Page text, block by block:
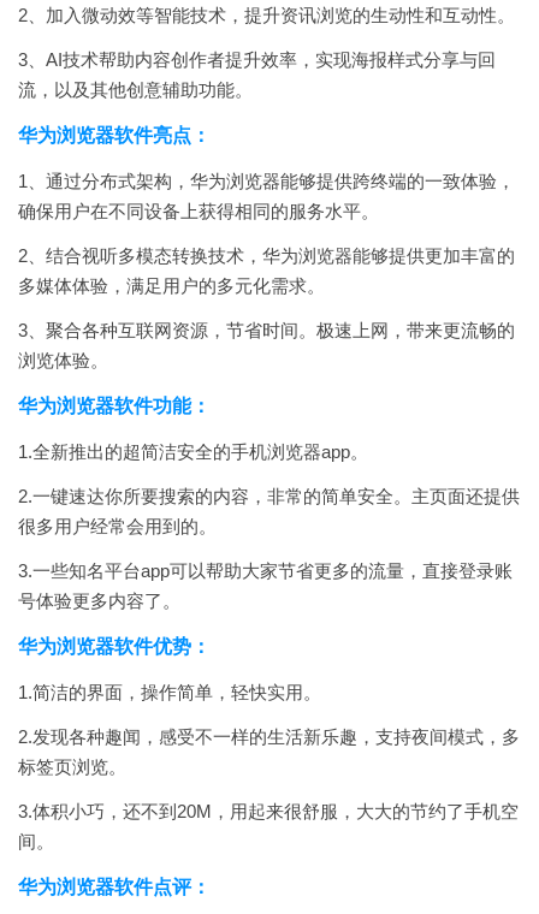
2、加入微动效等智能技术，提升资讯浏览的生动性和互动性。
3、AI技术帮助内容创作者提升效率，实现海报样式分享与回
流，以及其他创意辅助功能。
华为浏览器软件亮点：
1、通过分布式架构，华为浏览器能够提供跨终端的一致体验，
确保用户在不同设备上获得相同的服务水平。
2、结合视听多模态转换技术，华为浏览器能够提供更加丰富的
多媒体体验，满足用户的多元化需求。
3、聚合各种互联网资源，节省时间。极速上网，带来更流畅的
浏览体验。
华为浏览器软件功能：
1.全新推出的超简洁安全的手机浏览器app。
2.一键速达你所要搜索的内容，非常的简单安全。主页面还提供
很多用户经常会用到的。
3.一些知名平台app可以帮助大家节省更多的流量，直接登录账
号体验更多内容了。
华为浏览器软件优势：
1.简洁的界面，操作简单，轻快实用。
2.发现各种趣闻，感受不一样的生活新乐趣，支持夜间模式，多
标签页浏览。
3.体积小巧，还不到20M，用起来很舒服，大大的节约了手机空
间。
华为浏览器软件点评：